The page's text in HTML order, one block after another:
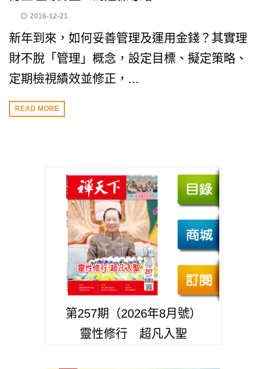
2016-12-21
新年到來，如何妥善管理及運用金錢？其實理
財不脫「管理」概念，設定目標、擬定策略、
定期檢視績效並修正，...
READ MORE
第257期（2026年8月號）
靈性修行 超凡入聖